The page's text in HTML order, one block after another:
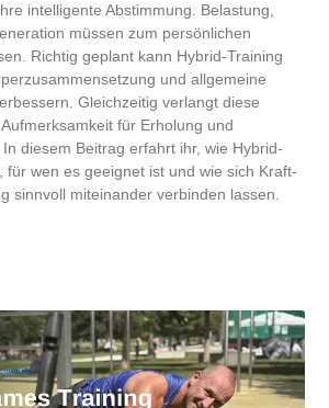
intelligente Abstimmung. Belastung,
müssen zum persönlichen
Richtig geplant kann Hybrid-Training
und allgemeine
Gleichzeitig verlangt diese
für Erholung und
diesem Beitrag erfahrt ihr, wie Hybrid-
für wen es geeignet ist und wie sich Kraft-
sinnvoll miteinander verbinden lassen.